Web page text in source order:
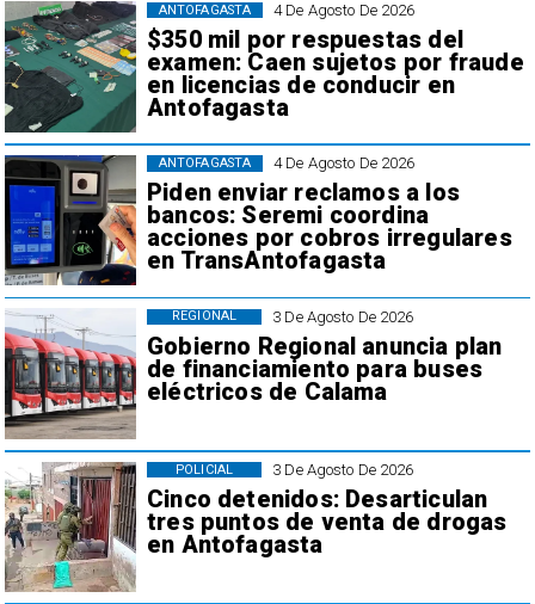
4 De Agosto De 2026
$350 mil por respuestas del
examen: Caen sujetos por fraude
en licencias de conducir en
Antofagasta
ANTOFAGASTA
4 De Agosto De 2026
Piden enviar reclamos a los
bancos: Seremi coordina
acciones por cobros irregulares
en TransAntofagasta
ANTOFAGASTA
3 De Agosto De 2026
Gobierno Regional anuncia plan
de financiamiento para buses
eléctricos de Calama
REGIONAL
3 De Agosto De 2026
Cinco detenidos: Desarticulan
tres puntos de venta de drogas
en Antofagasta
POLICIAL